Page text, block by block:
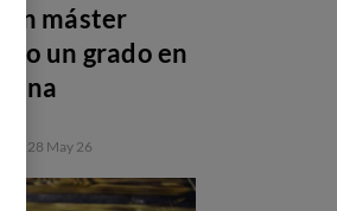
un máster
o un grado en
28 May 26